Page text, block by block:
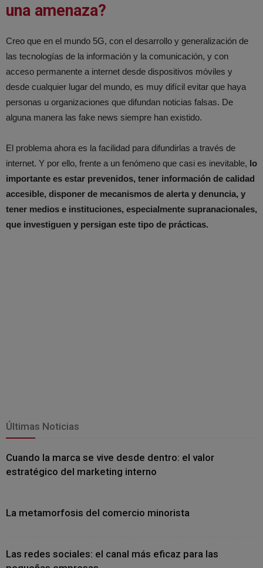
una amenaza?
Creo que en el mundo 5G, con el desarrollo y generalización de
las tecnologías de la información y la comunicación, y con
acceso permanente a internet desde dispositivos móviles y
desde cualquier lugar del mundo, es muy difícil evitar que haya
personas u organizaciones que difundan noticias falsas. De
alguna manera las fake news siempre han existido.
El problema ahora es la facilidad para difundirlas a través de
internet. Y por ello, frente a un fenómeno que casi es inevitable, lo
importante es estar prevenidos, tener información de calidad
accesible, disponer de mecanismos de alerta y denuncia, y
tener medios e instituciones, especialmente supranacionales,
que investiguen y persigan este tipo de prácticas.
Últimas Noticias
Cuando la marca se vive desde dentro: el valor
estratégico del marketing interno
La metamorfosis del comercio minorista
Las redes sociales: el canal más eficaz para las